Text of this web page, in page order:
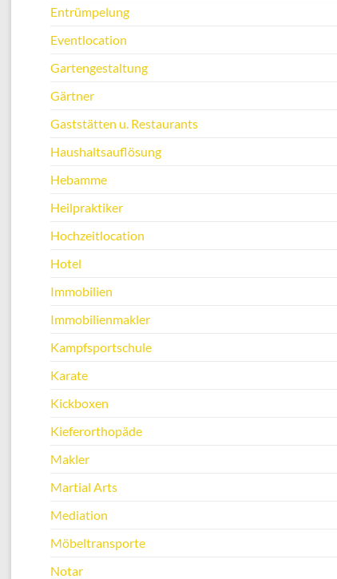
Entrümpelung
Eventlocation
Gartengestaltung
Gärtner
Gaststätten u. Restaurants
Haushaltsauflösung
Hebamme
Heilpraktiker
Hochzeitlocation
Hotel
Immobilien
Immobilienmakler
Kampfsportschule
Karate
Kickboxen
Kieferorthopäde
Makler
Martial Arts
Mediation
Möbeltransporte
Notar